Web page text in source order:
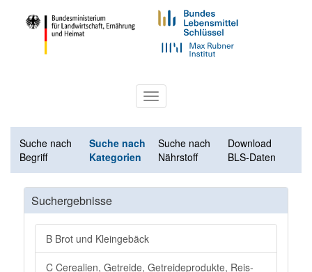
Toggle
navigation
Suche nach
Begriff
Suche nach
Kategorien
Suche nach
Nährstoff
Download
BLS-Daten
Suchergebnisse
B Brot und Kleingebäck
C Cerealien, Getreide, Getreideprodukte, Reis-